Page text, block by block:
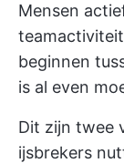
Mensen
beginnen
is al even
Dit zijn twee
ijsbrekers